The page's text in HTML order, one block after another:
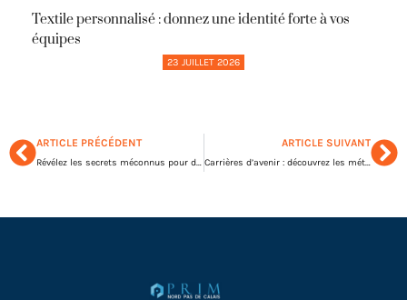
Textile personnalisé : donnez une identité forte à vos
équipes
23 JUILLET 2026
ARTICLE PRÉCÉDENT
Révélez les secrets méconnus pour décrocher votre emploi idéal en entreprise
ARTICLE SUIVANT
Carrières d’avenir : découvrez les métiers surprenants de l’entreprise moderne